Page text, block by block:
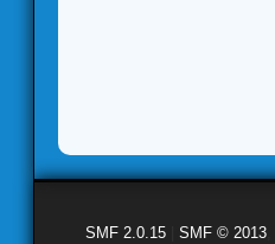
SMF 2.0.15 SMF © 2013